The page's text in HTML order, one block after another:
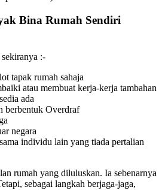
Bina Rumah Sendiri
:-
tapak rumah sahaja
atau membuat kerja-kerja tambahan
ada
berbentuk Overdraf
negara
individu lain yang tiada pertalian
rumah yang diluluskan. Ia sebenarnya
sebagai langkah berjaga-jaga,